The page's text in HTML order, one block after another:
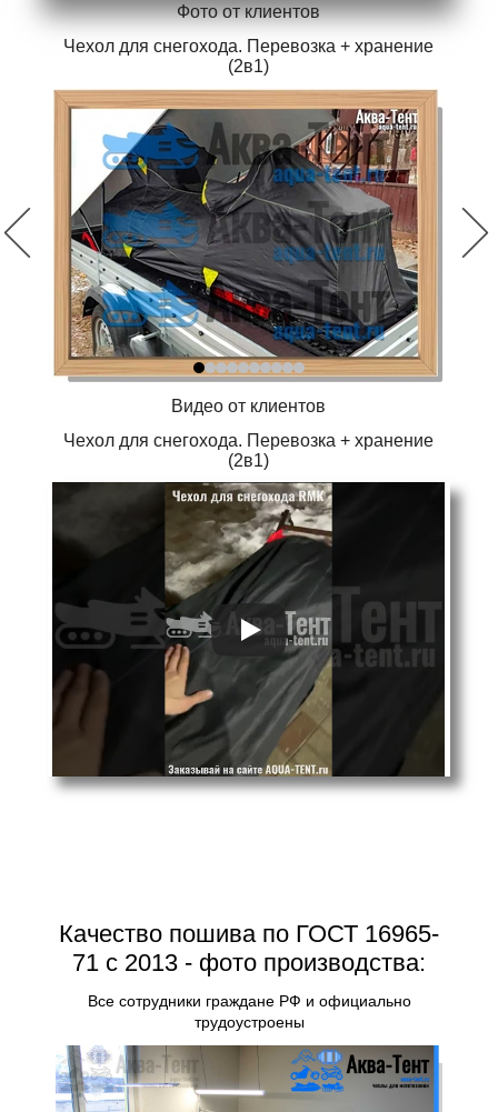
Фото от клиентов
Чехол для снегохода. Перевозка + хранение
(2в1)
Видео от клиентов
Чехол для снегохода. Перевозка + хранение
(2в1)
Качество пошива по ГОСТ 16965-
71 с 2013 - фото производства:
Все сотрудники граждане РФ и официально
трудоустроены